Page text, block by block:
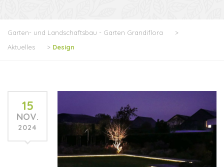
Garten- und Landschaftsbau - Garten Grandiflora
>
Aktuelles
> Design
15
NOV.
2024